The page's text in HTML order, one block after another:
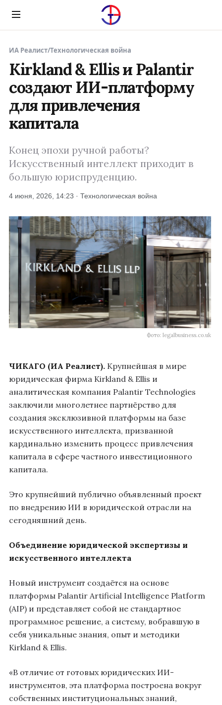
Menu
ИА Реалист/Технологическая война
Kirkland & Ellis и Palantir
создают ИИ-платформу
для привлечения
капитала
Конец эпохи ручной работы?
Искусственный интеллект приходит в
большую юриспруденцию.
4 июня, 2026, 14:23 · Технологическая война
Фото: legalbusiness.co.uk
ЧИКАГО (ИА Реалист). Крупнейшая в мире
юридическая фирма Kirkland & Ellis и
аналитическая компания Palantir Technologies
заключили многолетнее партнёрство для
создания эксклюзивной платформы на базе
искусственного интеллекта, призванной
кардинально изменить процесс привлечения
капитала в сфере частного инвестиционного
капитала.
Это крупнейший публично объявленный проект
по внедрению ИИ в юридической отрасли на
сегодняшний день.
Объединение юридической экспертизы и
искусственного интеллекта
Новый инструмент создаётся на основе
платформы Palantir Artificial Intelligence Platform
(AIP) и представляет собой не стандартное
программное решение, а систему, вобравшую в
себя уникальные знания, опыт и методики
Kirkland & Ellis.
«В отличие от готовых юридических ИИ-
инструментов, эта платформа построена вокруг
собственных институциональных знаний,